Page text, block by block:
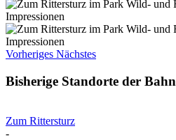
Vorheriges Nächstes
Bisherige Standorte der Bahn
Zum Rittersturz
-